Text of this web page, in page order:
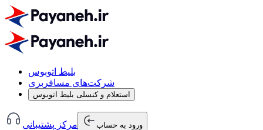
بلیط اتوبوس
شرکت‌های مسافربری
استعلام و کنسلی بلیط اتوبوس
مرکز پشتیبانی ورود به حساب